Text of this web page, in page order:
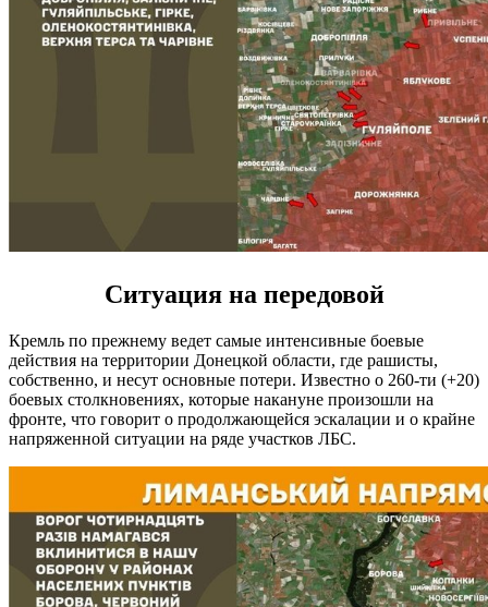
Ситуация на передовой
Кремль по прежнему ведет самые интенсивные боевые
действия на территории Донецкой области, где рашисты,
собственно, и несут основные потери. Известно о 260-ти (+20)
боевых столкновениях, которые накануне произошли на
фронте, что говорит о продолжающейся эскалации и о крайне
напряженной ситуации на ряде участков ЛБС.